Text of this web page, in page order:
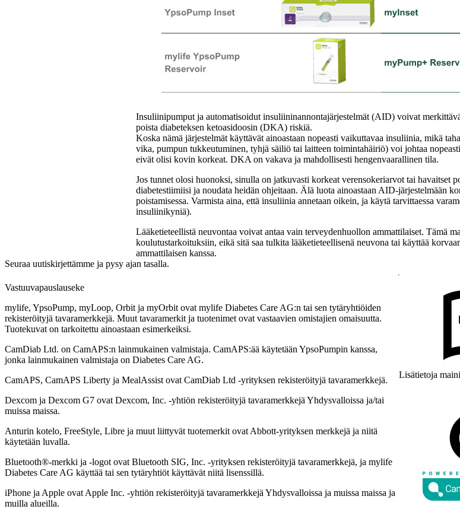
Insuliinipumput ja automatisoidut insuliininannontajärjestelmät (AID) voivat
poista diabeteksen ketoasidoosin (DKA) riskiä.
Koska nämä järjestelmät käyttävät ainoastaan nopeasti vaikuttavaa insuliinia, mikä
vika, pumpun tukkeutuminen, tyhjä säiliö tai laitteen toimintahäiriö) voi johtaa
eivät olisi kovin korkeat. DKA on vakava ja mahdollisesti hengenvaarallinen tila.
Jos tunnet olosi huonoksi, sinulla on jatkuvasti korkeat verensokeriarvot tai havaitset
diabetestiimiisi ja noudata heidän ohjeitaan. Älä luota ainoastaan AID-järjestelmään
poistamisessa. Varmista aina, että insuliinia annetaan oikein, ja käytä tarvittaessa
insuliinikyniä).
Lääketieteellistä neuvontaa voivat antaa vain terveydenhuollon ammattilaiset. Tämä
koulutustarkoituksiin, eikä sitä saa tulkita lääketieteellisenä neuvona tai käyttää
ammattilaisen kanssa.
Seuraa uutiskirjettämme ja pysy ajan tasalla.
Vastuuvapauslauseke
mylife, YpsoPump, myLoop, Orbit ja myOrbit ovat mylife Diabetes Care AG:n tai sen tytäryhtiöiden
rekisteröityjä tavaramerkkejä. Muut tavaramerkit ja tuotenimet ovat vastaavien omistajien omaisuutta.
Tuotekuvat on tarkoitettu ainoastaan esimerkeiksi.
CamDiab Ltd. on CamAPS:n lainmukainen valmistaja. CamAPS:ää käytetään YpsoPumpin kanssa,
jonka lainmukainen valmistaja on Diabetes Care AG.
CamAPS, CamAPS Liberty ja MealAssist ovat CamDiab Ltd -yrityksen rekisteröityjä tavaramerkkejä.
Dexcom ja Dexcom G7 ovat Dexcom, Inc. -yhtiön rekisteröityjä tavaramerkkejä Yhdysvalloissa ja/tai
muissa maissa.
Anturin kotelo, FreeStyle, Libre ja muut liittyvät tuotemerkit ovat Abbott-yrityksen merkkejä ja niitä
käytetään luvalla.
Bluetooth®-merkki ja -logot ovat Bluetooth SIG, Inc. -yrityksen rekisteröityjä tavaramerkkejä, ja mylife
Diabetes Care AG käyttää tai sen tytäryhtiöt käyttävät niitä lisenssillä.
iPhone ja Apple ovat Apple Inc. -yhtiön rekisteröityjä tavaramerkkejä Yhdysvalloissa ja muissa maissa ja
muilla alueilla.
Lisätietoja